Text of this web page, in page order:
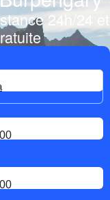
24h/24 et